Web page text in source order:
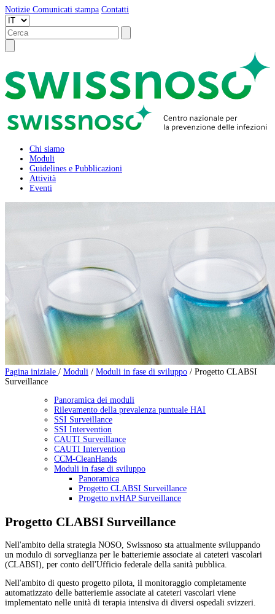
Notizie Comunicati stampa Contatti
Chi siamo
Moduli
Guidelines e Pubblicazioni
Attività
Eventi
Pagina iniziale / Moduli / Moduli in fase di sviluppo / Progetto CLABSI
Surveillance
Panoramica dei moduli
Rilevamento della prevalenza puntuale HAI
SSI Surveillance
SSI Intervention
CAUTI Surveillance
CAUTI Intervention
CCM-CleanHands
Moduli in fase di sviluppo
Panoramica
Progetto CLABSI Surveillance
Progetto nvHAP Surveillance
Progetto CLABSI Surveillance
Nell'ambito della strategia NOSO, Swissnoso sta attualmente sviluppando
un modulo di sorveglianza per le batteriemie associate ai cateteri vascolari
(CLABSI), per conto dell'Ufficio federale della sanità pubblica.
Nell'ambito di questo progetto pilota, il monitoraggio completamente
automatizzato delle batteriemie associate ai cateteri vascolari viene
implementato nelle unità di terapia intensiva di diversi ospedali svizzeri.